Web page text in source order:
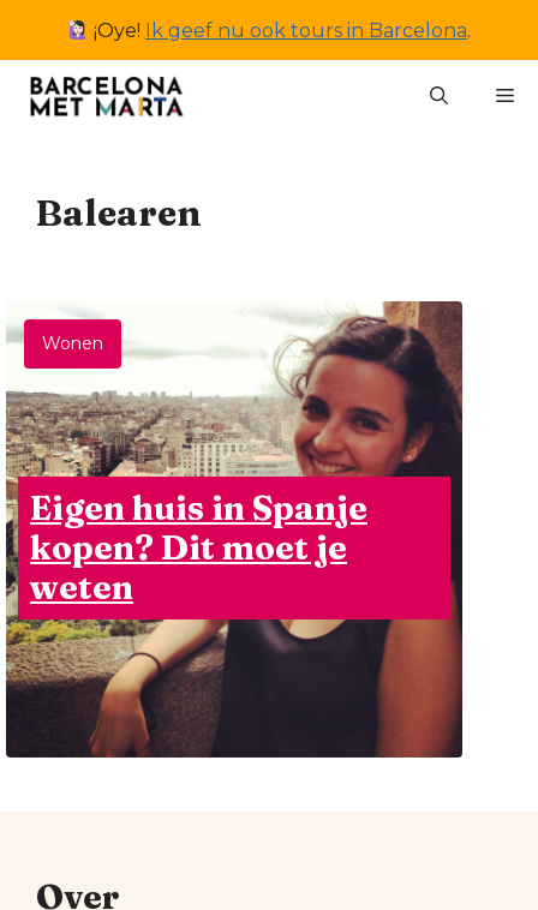
inhoud
¡Oye! Ik geef nu ook tours in Barcelona.
Balearen
Wonen
Eigen huis in Spanje
kopen? Dit moet je
weten
Over